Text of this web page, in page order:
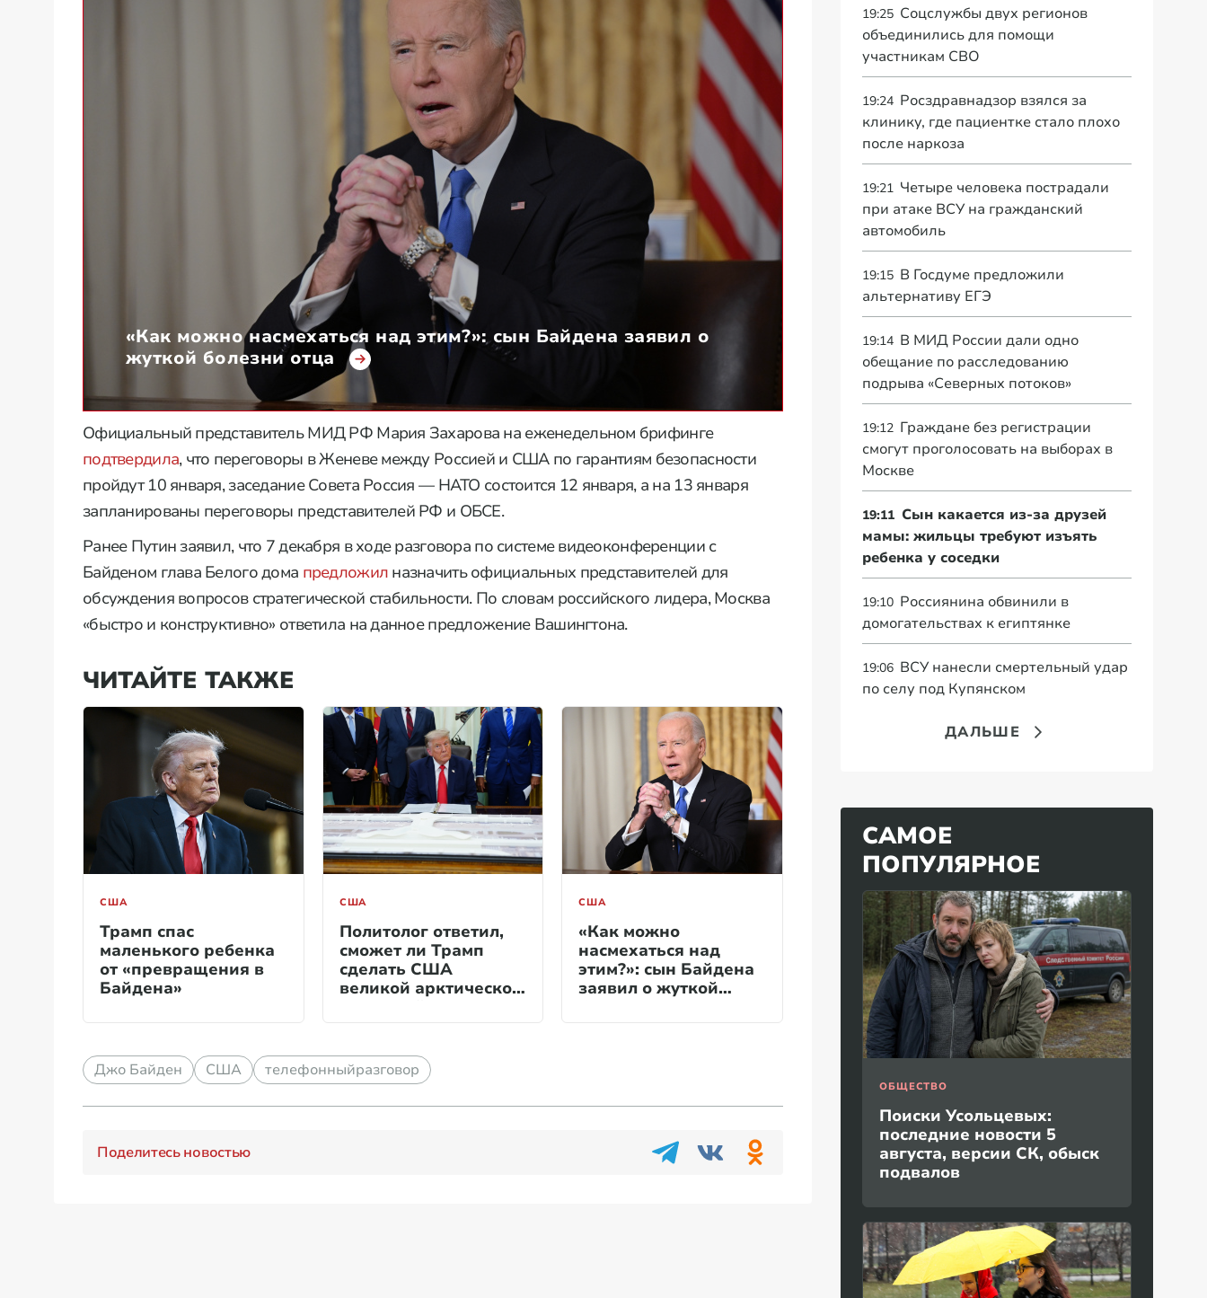
«Как можно насмехаться над этим?»: сын Байдена заявил о
жуткой болезни отца
Официальный представитель МИД РФ Мария Захарова на еженедельном брифинге
подтвердила, что переговоры в Женеве между Россией и США по гарантиям безопасности
пройдут 10 января, заседание Совета Россия — НАТО состоится 12 января, а на 13 января
запланированы переговоры представителей РФ и ОБСЕ.
Ранее Путин заявил, что 7 декабря в ходе разговора по системе видеоконференции с
Байденом глава Белого дома предложил назначить официальных представителей для
обсуждения вопросов стратегической стабильности. По словам российского лидера, Москва
«быстро и конструктивно» ответила на данное предложение Вашингтона.
ЧИТАЙТЕ ТАКЖЕ
США
Трамп спас
маленького ребенка
от «превращения в
Байдена»
США
Политолог ответил,
сможет ли Трамп
сделать США
великой арктической
США
«Как можно
насмехаться над
этим?»: сын Байдена
заявил о жуткой
Джо Байден США телефонныйразговор
Поделитесь новостью
19:25 Соцслужбы двух регионов
объединились для помощи
участникам СВО
19:24 Росздравнадзор взялся за
клинику, где пациентке стало плохо
после наркоза
19:21 Четыре человека пострадали
при атаке ВСУ на гражданский
автомобиль
19:15 В Госдуме предложили
альтернативу ЕГЭ
19:14 В МИД России дали одно
обещание по расследованию
подрыва «Северных потоков»
19:12 Граждане без регистрации
смогут проголосовать на выборах в
Москве
19:11 Сын какается из-за друзей
мамы: жильцы требуют изъять
ребенка у соседки
19:10 Россиянина обвинили в
домогательствах к египтянке
19:06 ВСУ нанесли смертельный удар
по селу под Купянском
ДАЛЬШЕ
САМОЕ
ПОПУЛЯРНОЕ
ОБЩЕСТВО
Поиски Усольцевых:
последние новости 5
августа, версии СК, обыск
подвалов